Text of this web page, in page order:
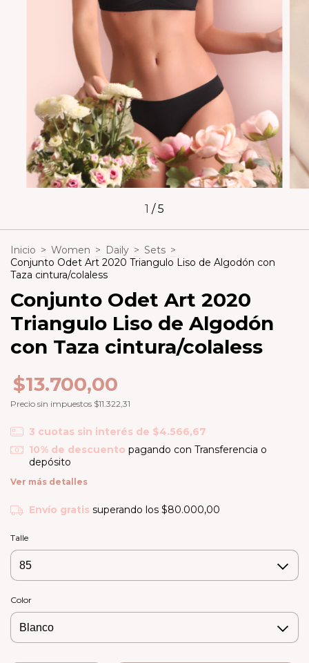
1 /5
Inicio > Women > Daily > Sets >
Conjunto Odet Art 2020 Triangulo Liso de Algodón con
Taza cintura/colaless
Conjunto Odet Art 2020
Triangulo Liso de Algodón
con Taza cintura/colaless
$13.700,00
Precio sin impuestos $11.322,31
3 cuotas sin interés de $4.566,67
10% de descuento pagando con Transferencia o
depósito
Ver más detalles
Envío gratis superando los $80.000,00
Talle
Color